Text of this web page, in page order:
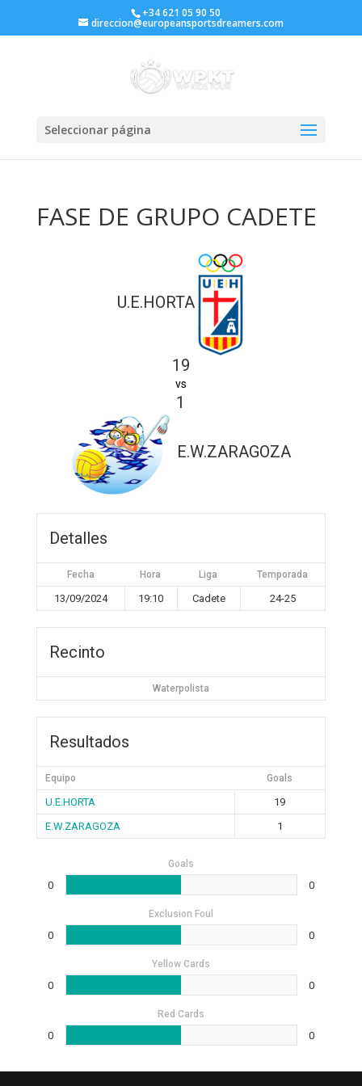
+34 621 05 90 50
direccion@europeansportsdreamers.com
Seleccionar página
FASE DE GRUPO CADETE
U.E.HORTA
19
vs
1
E.W.ZARAGOZA
Detalles
Fecha Hora Liga Temporada
13/09/2024 19:10 Cadete 24-25
Recinto
Waterpolista
Resultados
Equipo Goals
U.E.HORTA
19
E.W.ZARAGOZA
1
Goals
0 0
Exclusion Foul
0 0
Yellow Cards
0 0
Red Cards
0 0